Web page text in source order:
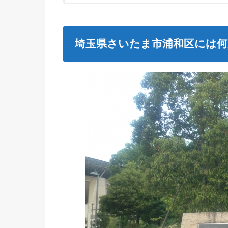
埼玉県さいたま市浦和区には